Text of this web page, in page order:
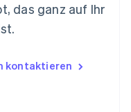
das ganz auf Ihr
kontaktieren